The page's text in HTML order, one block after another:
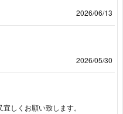
2026/06/13
2026/05/30
しくお願い致します。